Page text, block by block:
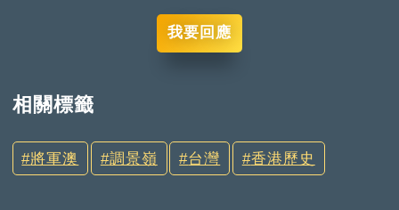
我要回應
相關標籤
將軍澳 調景嶺 台灣 香港歷史